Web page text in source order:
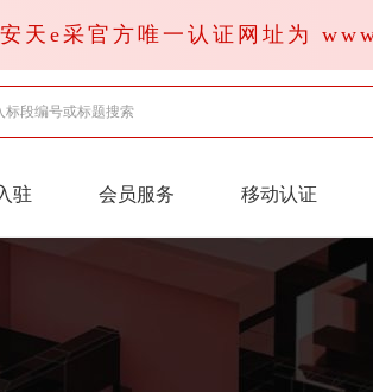
天e采官方唯一认证网址为
驻 会员服务 移动认证